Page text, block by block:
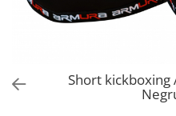
Placi de spargere
Recuperare si incalzire
Saci bulgaresti
Linie Kempo
Jachete
Rucsacuri si genti
Tape
Short kickboxing